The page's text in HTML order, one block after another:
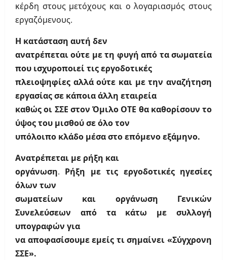
κέρδη στους μετόχους και ο λογαριασμός στους
εργαζόμενους.
Η κατάσταση αυτή δεν
ανατρέπεται ούτε με τη φυγή από τα σωματεία
που ισχυροποιεί τις εργοδοτικές
πλειοψηφίες αλλά ούτε και με την αναζήτηση
εργασίας σε κάποια άλλη εταιρεία
καθώς οι ΣΣΕ στον Όμιλο ΟΤΕ θα καθορίσουν το
ύψος του μισθού σε όλο τον
υπόλοιπο κλάδο μέσα στο επόμενο εξάμηνο.
Ανατρέπεται με ρήξη και
οργάνωση. Ρήξη με τις εργοδοτικές ηγεσίες
όλων των
σωματείων και οργάνωση Γενικών
Συνελεύσεων από τα κάτω με συλλογή
υπογραφών για
να αποφασίσουμε εμείς τι σημαίνει «Σύγχρονη
ΣΣΕ».